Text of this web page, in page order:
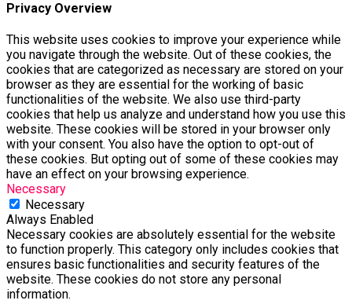
Privacy Overview
This website uses cookies to improve your experience while
you navigate through the website. Out of these cookies, the
cookies that are categorized as necessary are stored on your
browser as they are essential for the working of basic
functionalities of the website. We also use third-party
cookies that help us analyze and understand how you use this
website. These cookies will be stored in your browser only
with your consent. You also have the option to opt-out of
these cookies. But opting out of some of these cookies may
have an effect on your browsing experience.
Necessary
Necessary
Always Enabled
Necessary cookies are absolutely essential for the website
to function properly. This category only includes cookies that
ensures basic functionalities and security features of the
website. These cookies do not store any personal
information.